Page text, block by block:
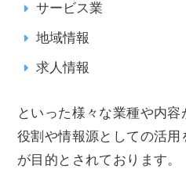
サービス業
地域情報
求人情報
といった様々な業種や内
役割や情報源としての活用
が目的とされております。